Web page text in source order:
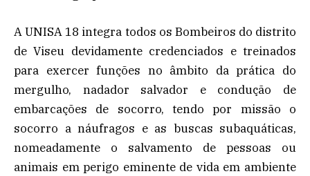
A UNISA 18 integra todos os Bombeiros do distrito
de Viseu devidamente credenciados e treinados
para exercer funções no âmbito da prática do
mergulho, nadador salvador e condução de
embarcações de socorro, tendo por missão o
socorro a náufragos e as buscas subaquáticas,
nomeadamente o salvamento de pessoas ou
animais em perigo eminente de vida em ambiente